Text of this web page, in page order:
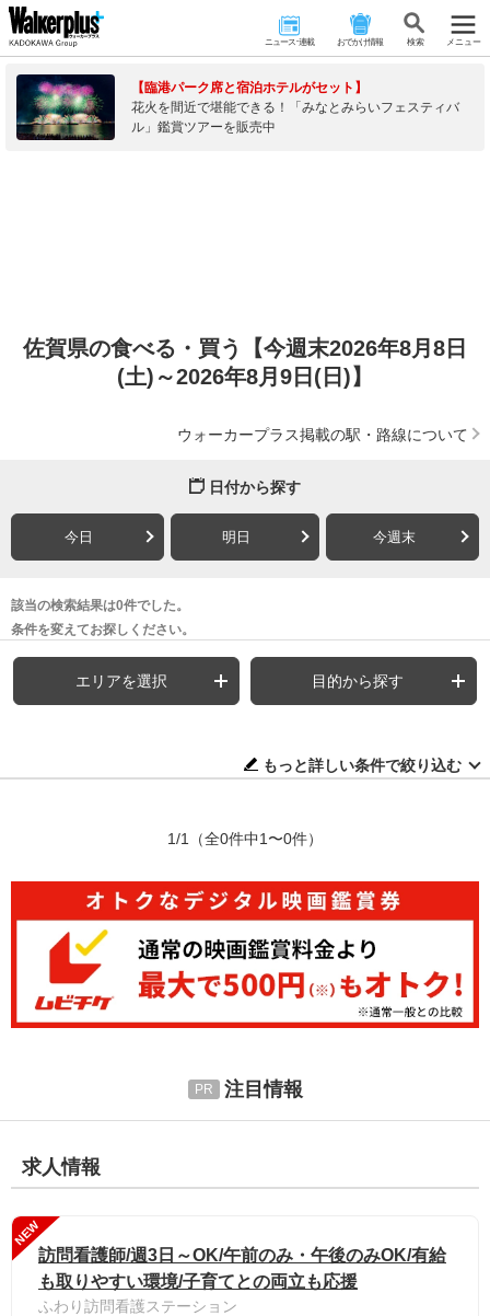
ニュース･連載 おでかけ情報 検 索 メニュー
【臨港パーク席と宿泊ホテルがセット】
花火を間近で堪能できる！「みなとみらいフェスティバ
ル」鑑賞ツアーを販売中
佐賀県の食べる・買う【今週末2026年8月8日
(土)～2026年8月9日(日)】
ウォーカープラス掲載の駅・路線について
日付から探す
今日 明日 今週末
該当の検索結果は0件でした。
条件を変えてお探しください。
エリアを選択 目的から探す
もっと詳しい条件で絞り込む
1/1 （全0件中1〜0件）
注目情報
求人情報
NEW
訪問看護師/週3日～OK/午前のみ・午後のみOK/有給
も取りやすい環境/子育てとの両立も応援
ふわり訪問看護ステーション